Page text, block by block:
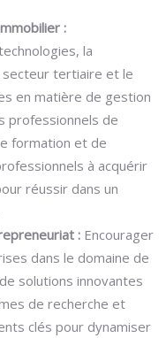
:
la
secteur tertiaire et le
en matière de gestion
professionnels de
formation et de
à acquérir
réussir dans un
: Encourager
dans le domaine de
solutions innovantes
de recherche et
clés pour dynamiser